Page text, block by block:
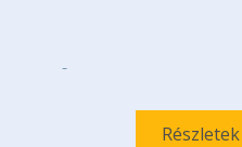
-
Részletek